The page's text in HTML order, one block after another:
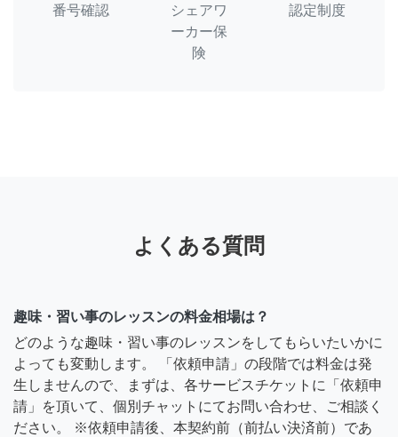
番号確認
シェアワ
ーカー保
険
認定制度
よくある質問
趣味・習い事のレッスンの料金相場は？
どのような趣味・習い事のレッスンをしてもらいたいかに
よっても変動します。 「依頼申請」の段階では料金は発
生しませんので、まずは、各サービスチケットに「依頼申
請」を頂いて、個別チャットにてお問い合わせ、ご相談く
ださい。 ※依頼申請後、本契約前（前払い決済前）であ